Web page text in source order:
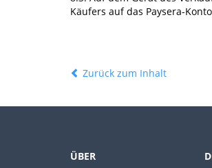
Käufers auf das Paysera-
Zurück zum Inhalt
ÜBER